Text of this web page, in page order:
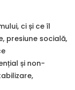
ci și ce îl
presiune socială,
și non-